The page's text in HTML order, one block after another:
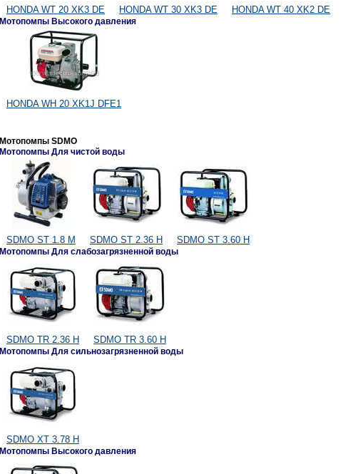
HONDA WT 20 XK3 DE HONDA WT 30 XK3 DE HONDA WT 40 XK2 DE
Мотопомпы Высокого давления
HONDA WH 20 XK1J DFE1
Мотопомпы SDMO
Мотопомпы Для чистой воды
SDMO ST 1.8 M SDMO ST 2.36 H SDMO ST 3.60 H
Мотопомпы Для слабозагрязненной воды
SDMO TR 2.36 H SDMO TR 3.60 H
Мотопомпы Для сильнозагрязненной воды
SDMO XT 3.78 H
Мотопомпы Высокого давления